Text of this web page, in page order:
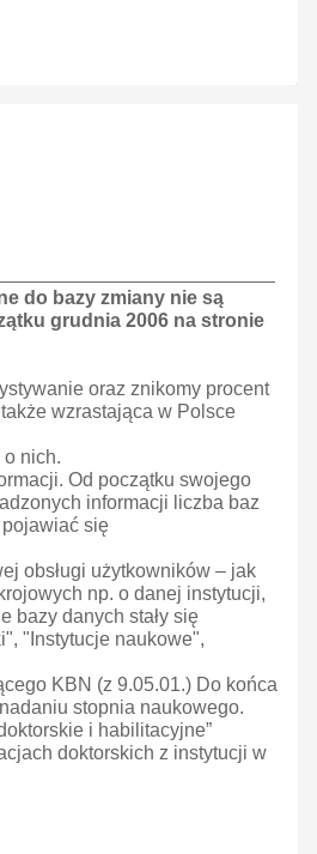
do bazy zmiany nie są
grudnia 2006 na stronie
oraz znikomy procent
wzrastająca w Polsce
nich.
Od początku swojego
informacji liczba baz
pojawiać się
obsługi użytkowników – jak
np. o danej instytucji,
bazy danych stały się
"Instytucje naukowe",
KBN (z 9.05.01.) Do końca
stopnia naukowego.
i habilitacyjne”
doktorskich z instytucji w